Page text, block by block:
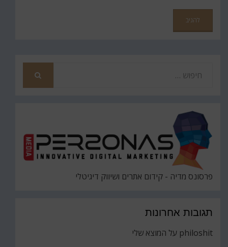
פרסונס מדיה - קידום אתרים ושיווק דיגיטלי
תגובות אחרונות
philoshit על המוצא שלי